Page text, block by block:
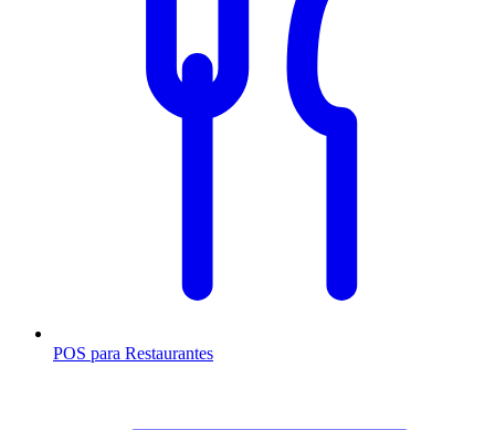
POS para Restaurantes